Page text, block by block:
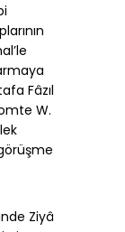
Fâzıl
W.
Ziyâ